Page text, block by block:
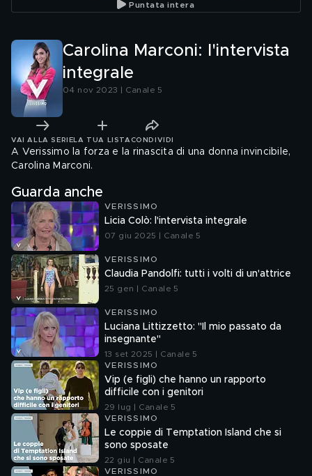
Puntata intera
Carolina Marconi: l'intervista
integrale
04 nov 2023 | Canale 5
VAI ALLA SERIE LA TUA LISTA CONDIVIDI
A Verissimo la forza e la rinascita di una donna invincibile,
Carolina Marconi.
Guarda anche
VERISSIMO
Licia Colò: l'intervista integrale
07 giu 2025 | Canale 5
VERISSIMO
Claudia Pandolfi: tutti i volti di un'attrice
25 gen | Canale 5
VERISSIMO
Luciana Littizzetto: "Il mio passato da
insegnante"
13 set 2025 | Canale 5
VERISSIMO
Vip (e figli) che hanno un rapporto
difficile con i genitori
29 lug | Canale 5
VERISSIMO
Le coppie di Temptation Island che si
sono sposate
22 giu | Canale 5
VERISSIMO